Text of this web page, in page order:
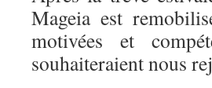
Mageia est
motivées et
souhaiteraient nous